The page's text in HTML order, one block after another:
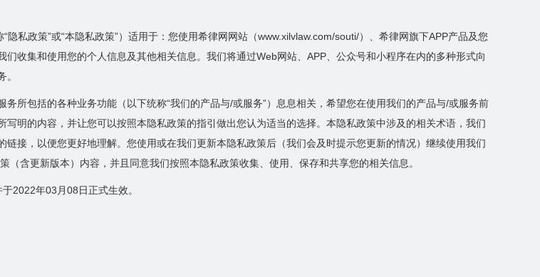
隐私政策”或“本隐私政策”）适用于：您使用希律网网站（www.xilvlaw.com/souti/）、希律网旗下APP产品及您
们收集和使用您的个人信息及其他相关信息。我们将通过Web网站、APP、公众号和小程序在内的多种形式向
所包括的各种业务功能（以下统称“我们的产品与/或服务”）息息相关，希望您在使用我们的产品与/或服务前
写明的内容，并让您可以按照本隐私政策的指引做出您认为适当的选择。本隐私政策中涉及的相关术语，我们
链接，以便您更好地理解。您使用或在我们更新本隐私政策后（我们会及时提示您更新的情况）继续使用我们
（含更新版本）内容，并且同意我们按照本隐私政策收集、使用、保存和共享您的相关信息。
2022年03月08日正式生效。